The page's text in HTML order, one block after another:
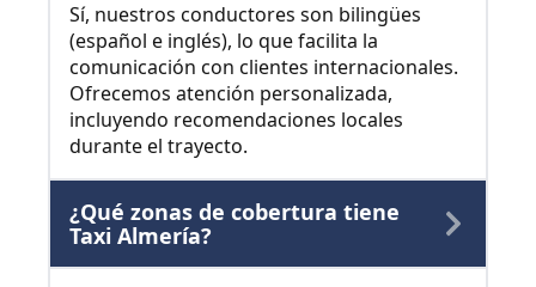
Sí, nuestros conductores son bilingües
(español e inglés), lo que facilita la
comunicación con clientes internacionales.
Ofrecemos atención personalizada,
incluyendo recomendaciones locales
durante el trayecto.
¿Qué zonas de cobertura tiene
Taxi Almería?